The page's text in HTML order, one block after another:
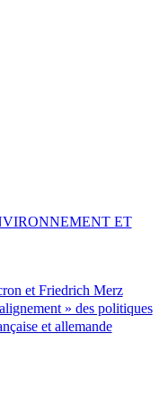
et Friedrich Merz
» des politiques
et allemande
ET